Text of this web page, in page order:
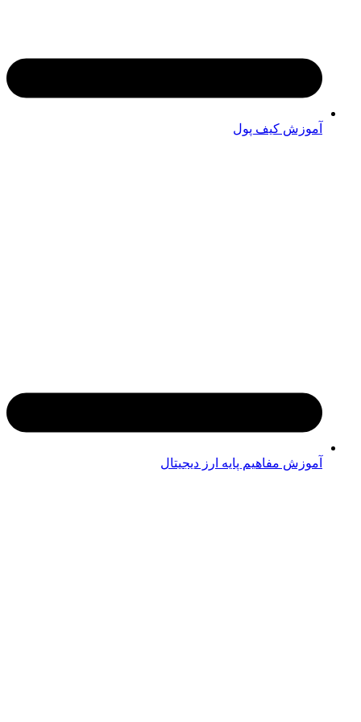
آموزش کیف پول
آموزش مفاهیم پایه ارز دیجیتال